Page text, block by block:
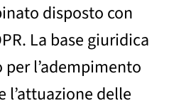
disposto con
La base giuridica
l’adempimento
l’attuazione delle